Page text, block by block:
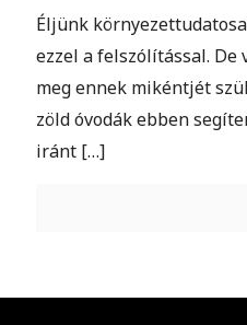
Éljünk
ezzel a felszólítással.
meg ennek mikéntjét
zöld óvodák ebben
iránt […]